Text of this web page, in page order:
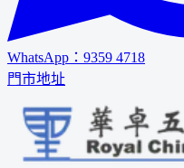
WhatsApp： 9359 4718
門市地址